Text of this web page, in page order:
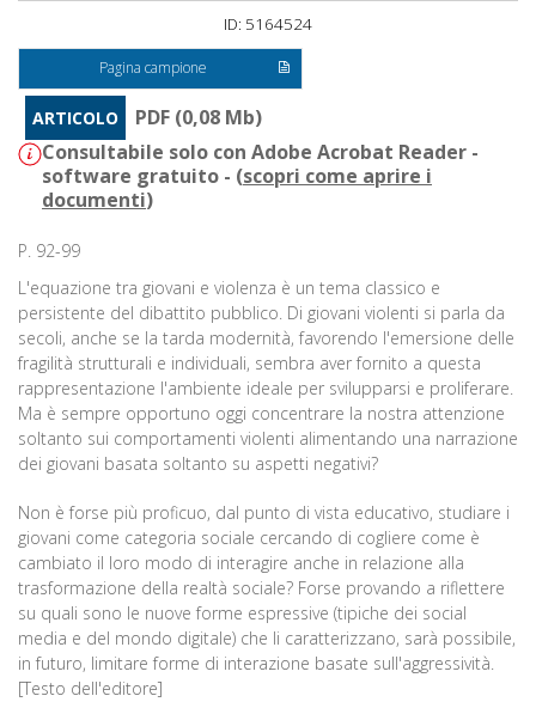
ID: 5164524
Pagina campione
ARTICOLO
PDF (0,08 Mb)
Consultabile solo con Adobe Acrobat Reader -
software gratuito - (scopri come aprire i
documenti)
P. 92-99
L'equazione tra giovani e violenza è un tema classico e
persistente del dibattito pubblico. Di giovani violenti si parla da
secoli, anche se la tarda modernità, favorendo l'emersione delle
fragilità strutturali e individuali, sembra aver fornito a questa
rappresentazione l'ambiente ideale per svilupparsi e proliferare.
Ma è sempre opportuno oggi concentrare la nostra attenzione
soltanto sui comportamenti violenti alimentando una narrazione
dei giovani basata soltanto su aspetti negativi?
Non è forse più proficuo, dal punto di vista educativo, studiare i
giovani come categoria sociale cercando di cogliere come è
cambiato il loro modo di interagire anche in relazione alla
trasformazione della realtà sociale? Forse provando a riflettere
su quali sono le nuove forme espressive (tipiche dei social
media e del mondo digitale) che li caratterizzano, sarà possibile,
in futuro, limitare forme di interazione basate sull'aggressività.
[Testo dell'editore]